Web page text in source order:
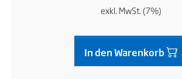
exkl. MwSt. (7%)
In den Warenkorb